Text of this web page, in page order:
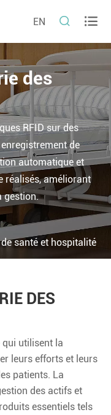
EN  
des
RFID sur des
de
automatique et
réalisés, améliorant
gestion.
santé et hospitalité
DES
qui utilisent la
leurs efforts et leurs
patients. La
des actifs et
essentiels tels